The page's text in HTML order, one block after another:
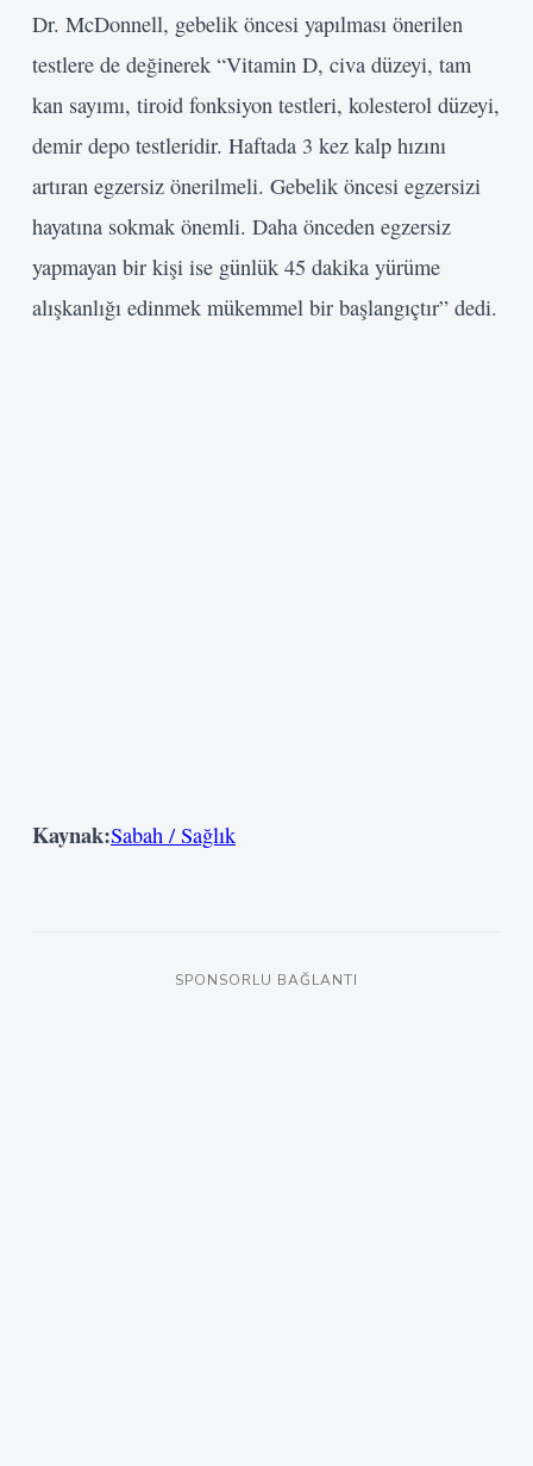
Dr. McDonnell, gebelik öncesi yapılması önerilen
testlere de değinerek “Vitamin D, civa düzeyi, tam
kan sayımı, tiroid fonksiyon testleri, kolesterol düzeyi,
demir depo testleridir. Haftada 3 kez kalp hızını
artıran egzersiz önerilmeli. Gebelik öncesi egzersizi
hayatına sokmak önemli. Daha önceden egzersiz
yapmayan bir kişi ise günlük 45 dakika yürüme
alışkanlığı edinmek mükemmel bir başlangıçtır” dedi.
Kaynak:Sabah / Sağlık
SPONSORLU BAĞLANTI